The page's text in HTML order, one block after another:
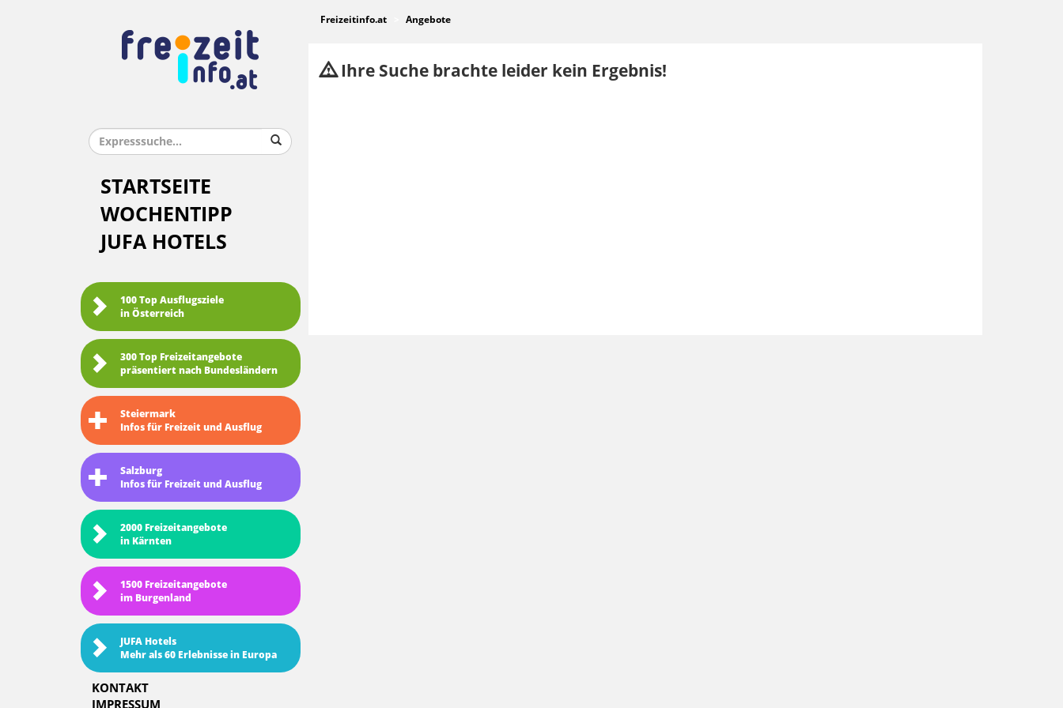
STARTSEITE
WOCHENTIPP
JUFA HOTELS
100 Top Ausflugsziele
in Österreich
300 Top Freizeitangebote
präsentiert nach Bundesländern
Steiermark
Infos für Freizeit und Ausflug
Salzburg
Infos für Freizeit und Ausflug
2000 Freizeitangebote
in Kärnten
1500 Freizeitangebote
im Burgenland
JUFA Hotels
Mehr als 60 Erlebnisse in Europa
KONTAKT
IMPRESSUM
Freizeitinfo.at Angebote
Ihre Suche brachte leider kein Ergebnis!